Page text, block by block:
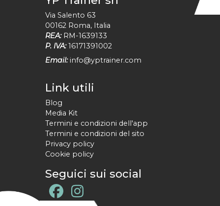
Via Salento 63
00162 Roma, Italia
REA: RM-1639133
P. IVA: 16171391002
Email: info@yptrainer.com
Link utili
Blog
Media Kit
Termini e condizioni dell'app
Termini e condizioni del sito
Privacy policy
Cookie policy
Seguici sui social